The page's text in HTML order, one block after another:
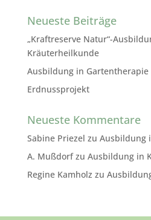
Neueste Beiträge
„Kraftreserve Natur“-
Kräuterheilkunde
Ausbildung in Gartentherapie
Erdnussprojekt
Neueste Kommentare
Sabine Priezel zu Ausbildung
A. Mußdorfzu Ausbildung in
Regine Kamholz zu